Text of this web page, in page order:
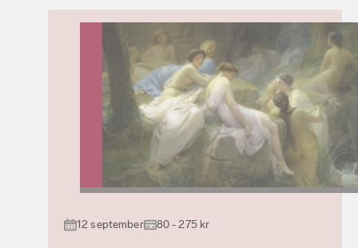
12 september 80 - 275 kr